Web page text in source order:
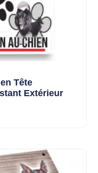
Tête
Extérieur